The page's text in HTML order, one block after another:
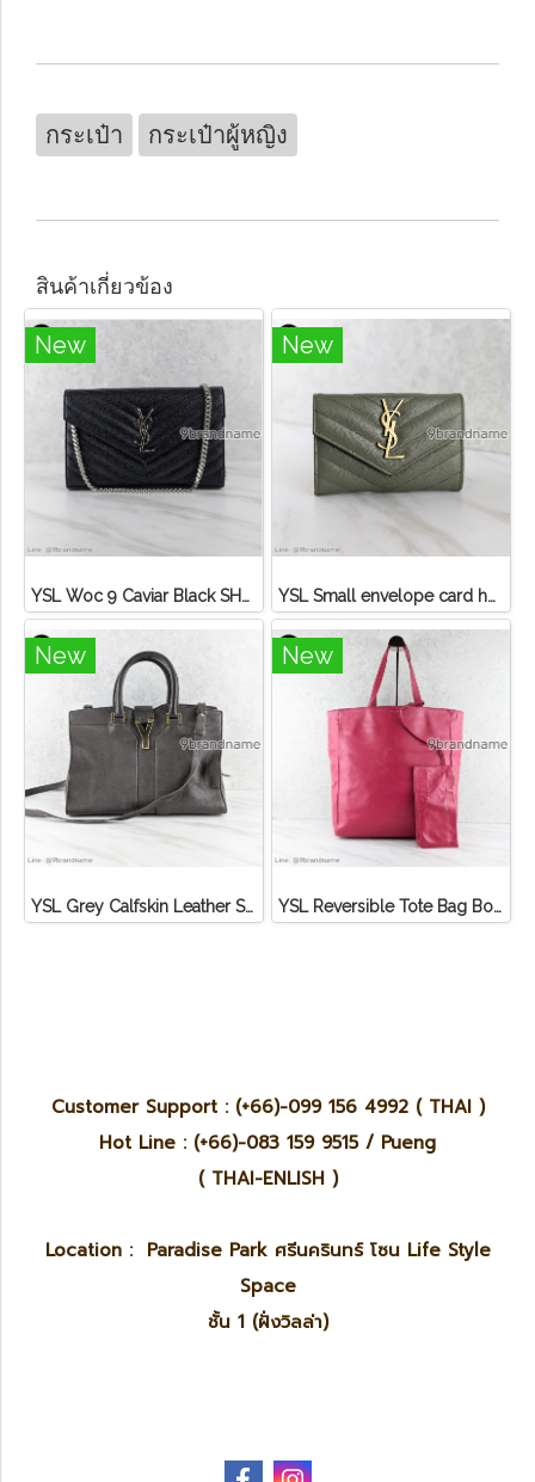
กระเป๋า กระเป๋าผู้หญิง
สินค้าเกี่ยวข้อง
New
YSL Woc 9 Caviar Black SHW
New
YSL Small envelope card holder green Caviar
New
YSL Grey Calfskin Leather Small Cabas ChYc Bag Calf เทา GHW
New
YSL Reversible Tote Bag Bo Shop S Lauren ชมพูฮอตพิ้งค์
Customer Support : (+66)-099 156 4992 ( THAI )
Hot Line : (+66)-083 159 9515 / Pueng
( THAI-ENLISH )
Location : Paradise Park ศรีนครินทร์ โซน Life Style
Space
ชั้น 1 (ฝั่งวิลล่า)